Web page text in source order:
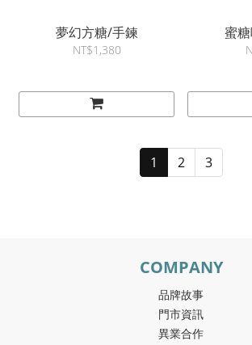
夢幻方糖/手鍊
NT$1,380
蜜
1 2 3
COMPANY
品牌故事
門市資訊
異業合作